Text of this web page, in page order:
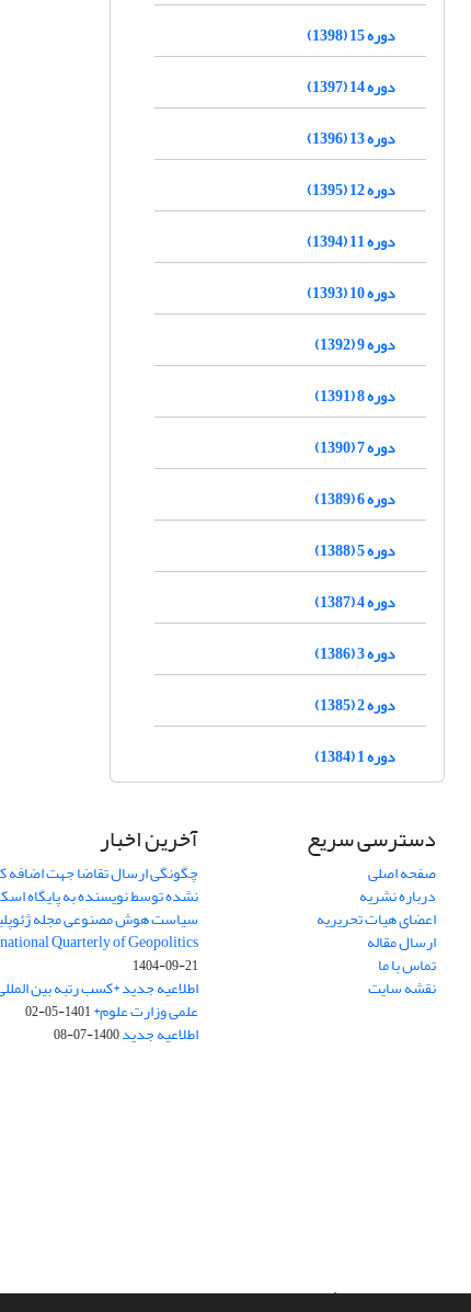
دوره 15 (1398)
دوره 14 (1397)
دوره 13 (1396)
دوره 12 (1395)
دوره 11 (1394)
دوره 10 (1393)
دوره 9 (1392)
دوره 8 (1391)
دوره 7 (1390)
دوره 6 (1389)
دوره 5 (1388)
دوره 4 (1387)
دوره 3 (1386)
دوره 2 (1385)
دوره 1 (1384)
دسترسی سریع
صفحه اصلی
درباره نشریه
اعضای هیات تحریریه
ارسال مقاله
تماس با ما
نقشه سایت
آخرین اخبار
چگونگی ارسال تقاضا جهت اضافه
نشده توسط نویسنده به پایگاه
سیاست هوش مصنوعی مجله
Quarterly of Geopolitics
1404-09-21
اطلاعیه جدید *کسب رتبه بین
علمی وزارت علوم*1401-05-02
اطلاعیه جدید1400-07-08
سامانه مدیریت نشریات علمی.طراحی و پیاده سازی ازسیناوب